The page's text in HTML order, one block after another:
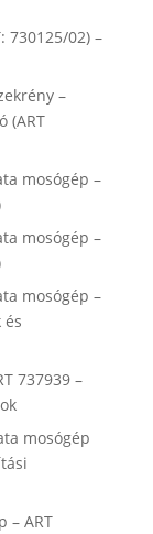
730125/02) –
–
(ART
mosógép –
mosógép –
mosógép –
és
737939 –
mosógép
– ART